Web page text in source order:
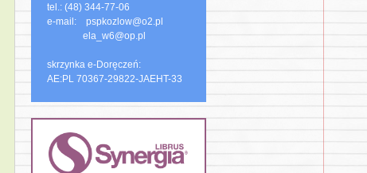
tel.: (48) 344-77-06
e-mail: pspkozlow@o2.pl
ela_w6@op.pl
skrzynka e-Doręczeń:
AE:PL 70367-29822-JAEHT-33